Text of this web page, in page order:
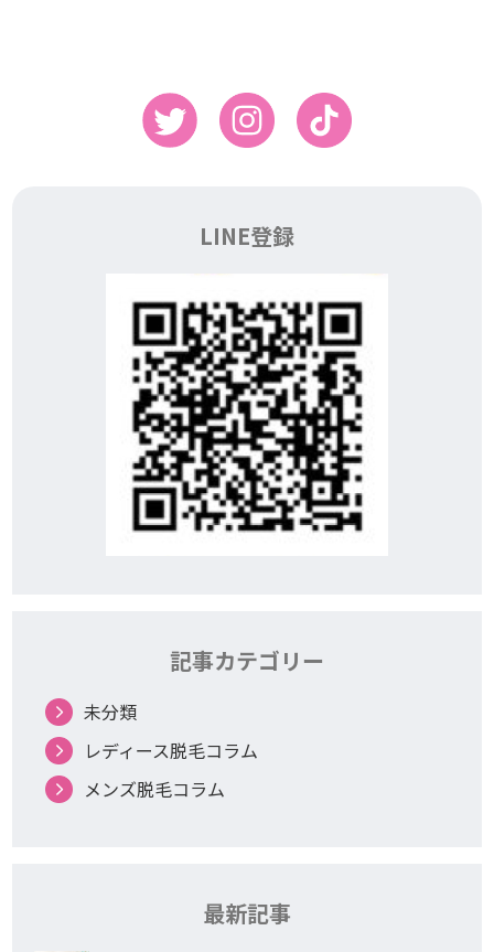
LINE登録
記事カテゴリー
未分類
レディース脱毛コラム
メンズ脱毛コラム
最新記事